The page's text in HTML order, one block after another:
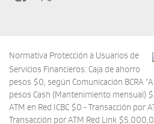
Normativa Protección a Usuarios de
Servicios Financieros: Caja de ahorro
pesos $0, según Comunicación BCRA
pesos Cash (Mantenimiento mensual)
ATM en Red ICBC $0 - Transacción por
Transacción por ATM Red Link